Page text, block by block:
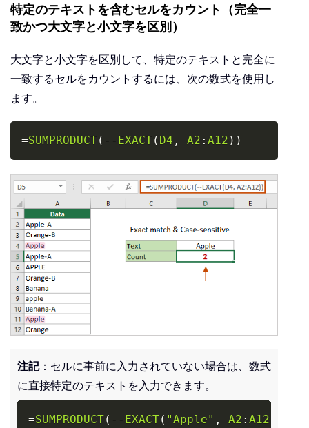
特定のテキストを含むセルをカウント（完全一
致かつ大文字と小文字を区別）
大文字と小文字を区別して、特定のテキストと完全に
一致するセルをカウントするには、次の数式を使用し
ます。
=SUMPRODUCT( - - EXACT( D4 , A2 : A12 ) )
Copy
注記：セルに事前に入力されていない場合は、数式
に直接特定のテキストを入力できます。
=SUMPRODUCT( - - EXACT( "Apple" , A2 : A12
Copy